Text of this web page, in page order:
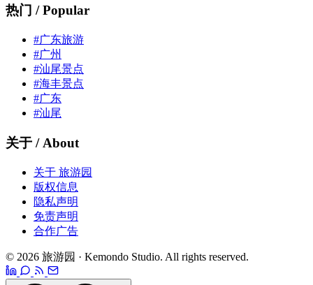
热门 / Popular
#广东旅游
#广州
#汕尾景点
#海丰景点
#广东
#汕尾
关于 / About
关于 旅游园
版权信息
隐私声明
免责声明
合作广告
© 2026 旅游园 · Kemondo Studio. All rights reserved.